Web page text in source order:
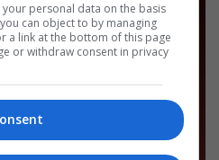
personal data on the basis
can object to by managing
a link at the bottom of this page
or withdraw consent in privacy